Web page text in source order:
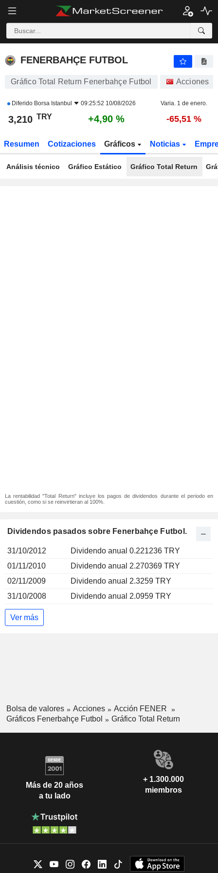
FENERBAHÇE FUTBOL
FENERBAHÇE FUTBOL
Gráfico Total Return Fenerbahçe Futbol Acciones
Diferido Borsa Istanbul 09:25:52 10/08/2026 Varia. 1 de enero.
3,210 TRY +4,90 % -65,51 %
Resumen Cotizaciones Gráficos Noticias
Análisis técnico Gráfico Estático Gráfico Total Return
La rentabilidad "Total Return" incluye los pagos de dividendos durante el periodo en
cuestión, como si se reinvirtieran al 100%.
Dividendos pasados sobre Fenerbahçe Futbol.
31/10/2012
Dividendo anual 0.221236 TRY
01/11/2010
Dividendo anual 2.270369 TRY
02/11/2009
Dividendo anual 2.3259 TRY
31/10/2008
Dividendo anual 2.0959 TRY
Ver más
Bolsa de valores Acciones
Acción FENER
Gráficos Fenerbahçe Futbol
Gráfico Total Return
Más de 20 años
a tu lado
+ 1.300.000
miembros